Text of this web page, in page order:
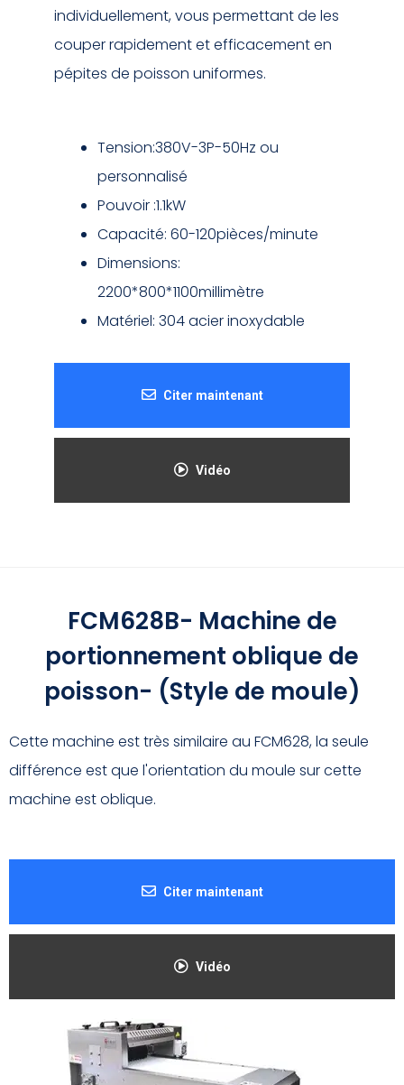
individuellement, vous permettant de les
couper rapidement et efficacement en
pépites de poisson uniformes.
Tension:380V-3P-50Hz ou
personnalisé
Pouvoir :1.1kW
Capacité: 60-120pièces/minute
Dimensions:
2200*800*1100millimètre
Matériel: 304 acier inoxydable
Citer maintenant
Vidéo
FCM628B- Machine de
portionnement oblique de
poisson- (Style de moule)
Cette machine est très similaire au FCM628, la seule
différence est que l'orientation du moule sur cette
machine est oblique.
Citer maintenant
Vidéo